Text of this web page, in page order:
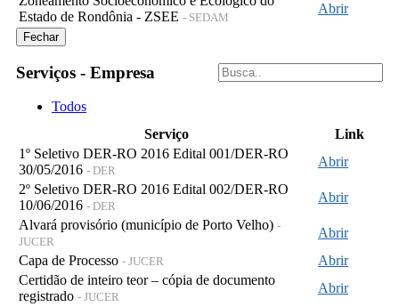
Estado de Rondônia - ZSEE - SEDAM
Abrir
Fechar
Serviços - Empresa
Todos
Serviço
Link
1º Seletivo DER-RO 2016 Edital 001/DER-RO
30/05/2016 - DER
Abrir
2º Seletivo DER-RO 2016 Edital 002/DER-RO
10/06/2016 - DER
Abrir
Alvará provisório (município de Porto Velho) -
JUCER
Abrir
Capa de Processo - JUCER
Abrir
Certidão de inteiro teor – cópia de documento
registrado - JUCER
Abrir